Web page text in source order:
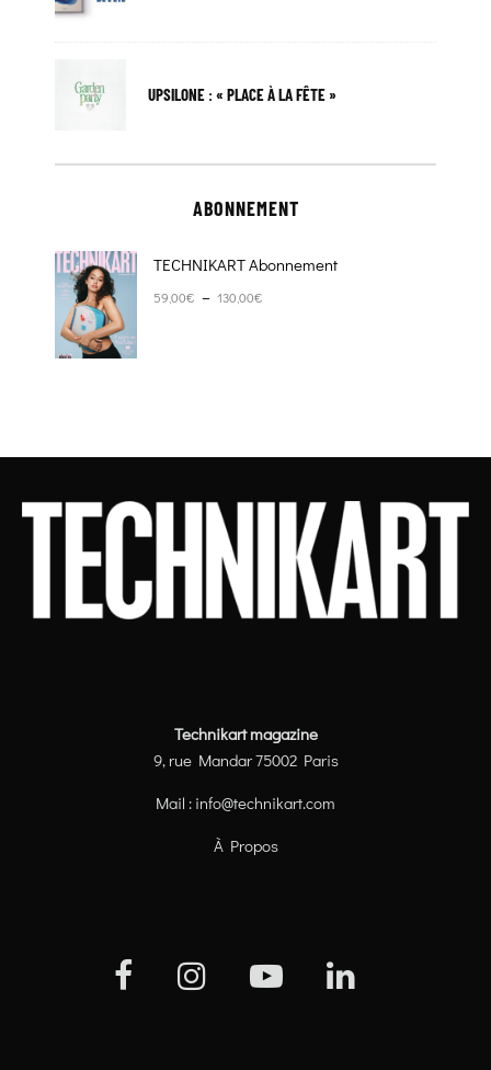
UPSILONE : « PLACE À LA FÊTE »
ABONNEMENT
TECHNIKART Abonnement
59,00€ – 130,00€
Technikart magazine
9, rue Mandar 75002 Paris
Mail : info@technikart.com
À Propos